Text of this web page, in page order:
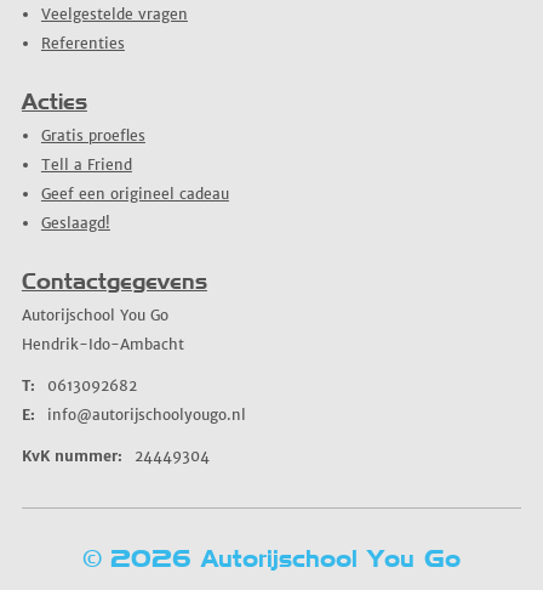
Veelgestelde vragen
Referenties
Acties
Gratis proefles
Tell a Friend
Geef een origineel cadeau
Geslaagd!
Contactgegevens
Autorijschool You Go
Hendrik-Ido-Ambacht
T:
0613092682
E:
info@autorijschoolyougo.nl
KvK nummer: 24449304
© 2026 Autorijschool You Go